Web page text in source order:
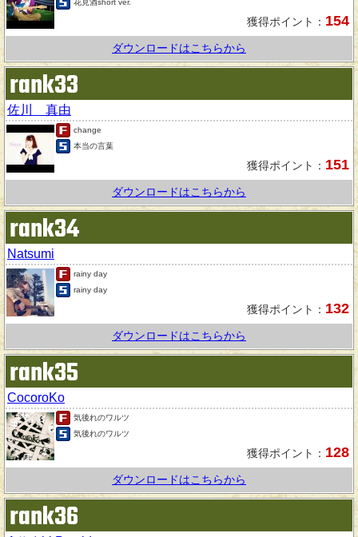
獲得ポイント： 154
ダウンロードはこちらから
rank33
佐川 真由
change
本当の言葉
獲得ポイント： 151
ダウンロードはこちらから
rank34
Natsumi
rainy day
rainy day
獲得ポイント： 132
ダウンロードはこちらから
rank35
CocoroKo
気後れのワルツ
気後れのワルツ
獲得ポイント： 128
ダウンロードはこちらから
rank36